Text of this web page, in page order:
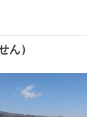
ん）